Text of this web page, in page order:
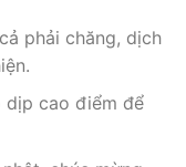
phải chăng, dịch
dịp cao điểm để